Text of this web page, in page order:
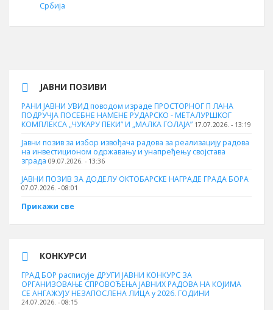
Србија
ЈАВНИ ПОЗИВИ
РАНИ ЈАВНИ УВИД поводом израде ПРОСТОРНОГ П ЛАНА
ПОДРУЧЈА ПОСЕБНЕ НАМЕНЕ РУДАРСКО - МЕТАЛУРШКОГ
КОМПЛЕКСА „ЧУКАРУ ПЕКИ” И „МАЛКА ГОЛАЈА” 17.07.2026. - 13:19
Јавни позив за избор извођача радова за реализацију радова
на инвестиционом одржавању и унапређењу својстава
зграда 09.07.2026. - 13:36
ЈАВНИ ПОЗИВ ЗА ДОДЕЛУ ОКТOБАРСКЕ НАГРАДЕ ГРАДА БОРА
07.07.2026. - 08:01
Прикажи све
КОНКУРСИ
ГРАД БОР расписује ДРУГИ ЈАВНИ КОНКУРС ЗА
ОРГАНИЗОВАЊЕ СПРОВОЂЕЊА ЈАВНИХ РАДОВА НА КОЈИМА
СЕ АНГАЖУЈУ НЕЗАПОСЛЕНА ЛИЦА у 2026. ГОДИНИ
24.07.2026. - 08:15